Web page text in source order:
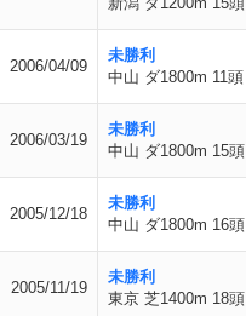
2006/04/09
未勝利
中山 ダ1800m 11頭
2006/03/19
未勝利
中山 ダ1800m 15頭
2005/12/18
未勝利
中山 ダ1800m 16頭
2005/11/19
未勝利
東京 芝1400m 18頭